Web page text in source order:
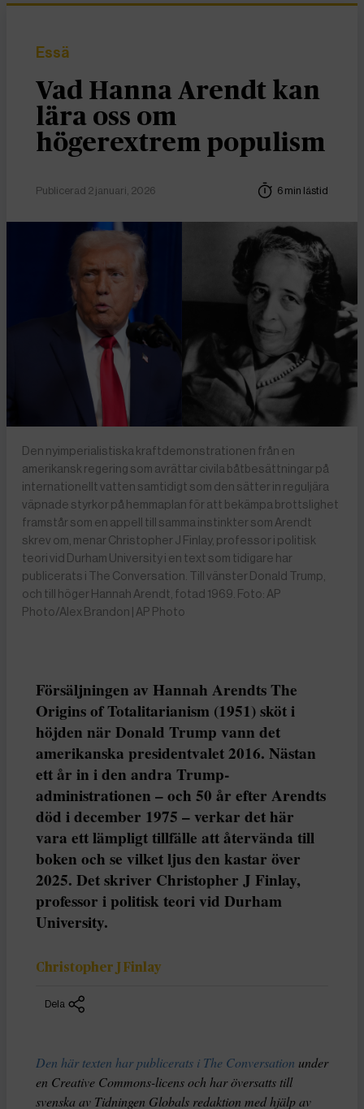
Essä
Vad Hanna Arendt kan
lära oss om
högerextrem populism
Publicerad 2 januari, 2026 6 min lästid
Den nyimperialistiska kraftdemonstrationen från en
amerikansk regering som avrättar civila båtbesättningar på
internationellt vatten samtidigt som den sätter in reguljära
väpnade styrkor på hemmaplan för att bekämpa brottslighet
framstår som en appell till samma instinkter som Arendt
skrev om, menar Christopher J Finlay, professor i politisk
teori vid Durham University i en text som tidigare har
publicerats i The Conversation. Till vänster Donald Trump,
och till höger Hannah Arendt, fotad 1969. Foto: AP
Photo/Alex Brandon | AP Photo
Försäljningen av Hannah Arendts The
Origins of Totalitarianism (1951) sköt i
höjden när Donald Trump vann det
amerikanska presidentvalet 2016. Nästan
ett år in i den andra Trump-
administrationen – och 50 år efter Arendts
död i december 1975 – verkar det här
vara ett lämpligt tillfälle att återvända till
boken och se vilket ljus den kastar över
2025. Det skriver Christopher J Finlay,
professor i politisk teori vid Durham
University.
Christopher J Finlay
Dela
Den här texten har publicerats i The Conversation under
en Creative Commons-licens och har översatts till
svenska av Tidningen Globals redaktion med hjälp av